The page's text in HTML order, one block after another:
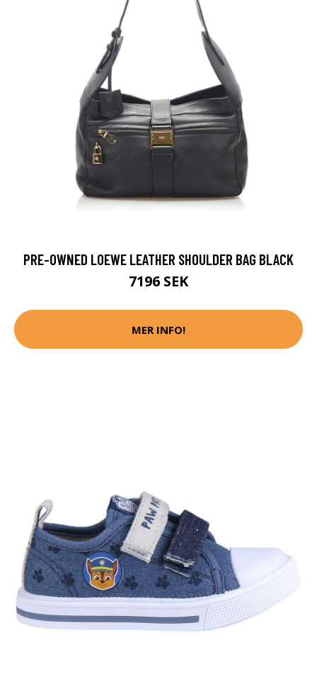
PRE-OWNED LOEWE LEATHER SHOULDER BAG BLACK
7196 SEK
MER INFO!